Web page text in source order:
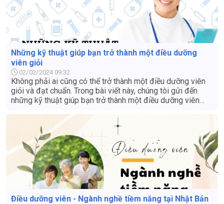
Những kỹ thuật giúp bạn trở thành một điều dưỡng
viên giỏi
02/02/2024 09:32
Không phải ai cũng có thể trở thành một điều dưỡng viên
giỏi và đạt chuẩn. Trong bài viết này, chúng tôi gửi đến
những kỹ thuật giúp bạn trở thành một điều dưỡng viên
thành công việc của mình.
Điều dưỡng viên - Ngành nghề tiềm năng tại Nhật Bản